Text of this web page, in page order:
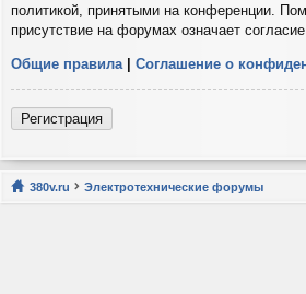
политикой, принятыми на конференции.
присутствие на форумах означает
Общие правила | Соглашение о
Регистрация
380v.ru Электротехнические форумы